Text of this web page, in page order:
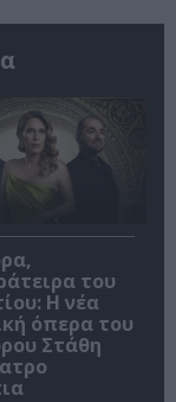
του
Η νέα
όπερα του
Στάθη